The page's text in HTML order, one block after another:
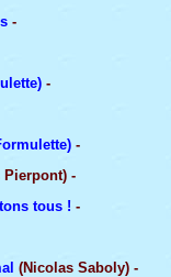
-
-
-
Pierpont) -
tous ! -
(Nicolas Saboly) -